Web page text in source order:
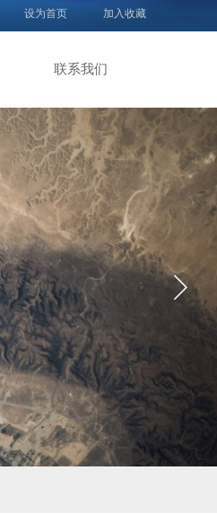
设为首页 加入收藏
联系我们